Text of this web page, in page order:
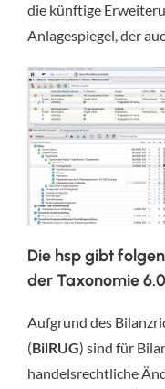
die künftige
Anlagespiegel, der
Die hsp gibt
der Taxonomie
Aufgrund des
(BilRUG) sind für
handelsrechtliche